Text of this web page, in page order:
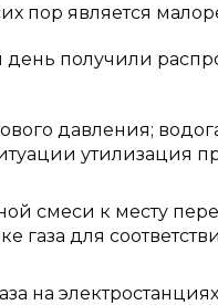
пор является
день получили
давления;
утилизация
смеси к месту
газа для
на